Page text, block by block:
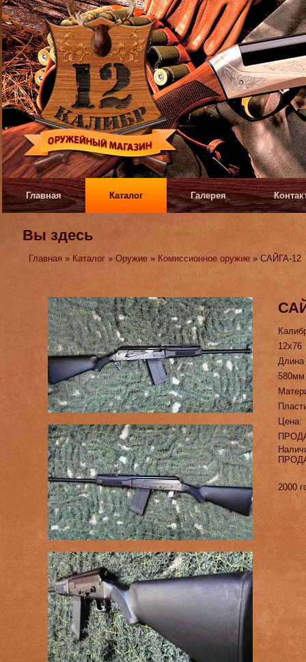
Главная Каталог Галерея
Вы здесь
Главная » Каталог »Оружие » Комиссионное оружие » САЙГА-12
12х76
580мм
Цена:
2000